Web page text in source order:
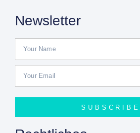
Newsletter
SUBSCRIBE